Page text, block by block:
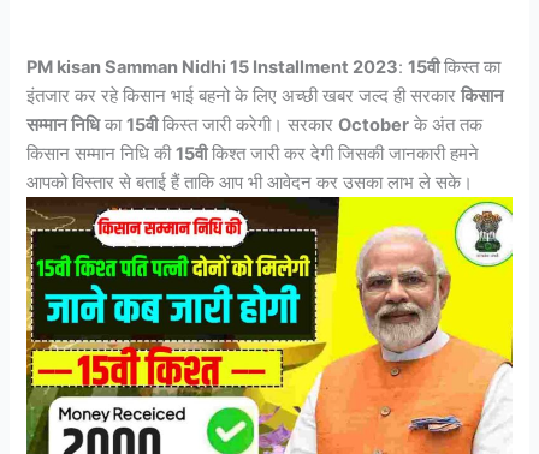
PM kisan Samman Nidhi 15 Installment 2023:15वीकिस्त का
इंतजार कर रहे किसान भाई बहनो के लिए अच्छी खबर जल्द ही सरकारकिसान
सम्मान निधिका15वीकिस्त जारी करेगी। सरकारOctober के अंत तक
किसान सम्मान निधि की15वीकिश्त जारी कर देगी जिसकी जानकारी हमने
आपको विस्तार से बताई हैं ताकि आप भी आवेदन कर उसका लाभ ले सके।